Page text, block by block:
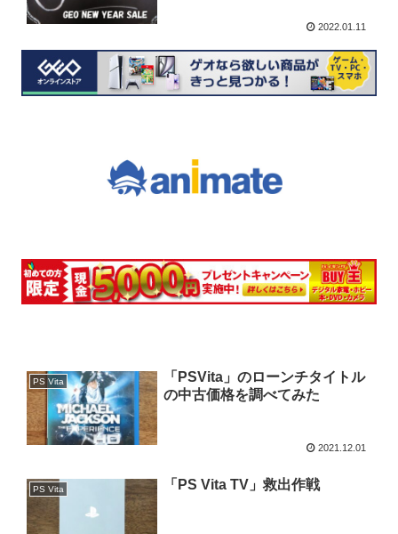
2022.01.11
PS Vita
「PSVita」のローンチタイトル
の中古価格を調べてみた
2021.12.01
PS Vita 「PS Vita TV」救出作戦